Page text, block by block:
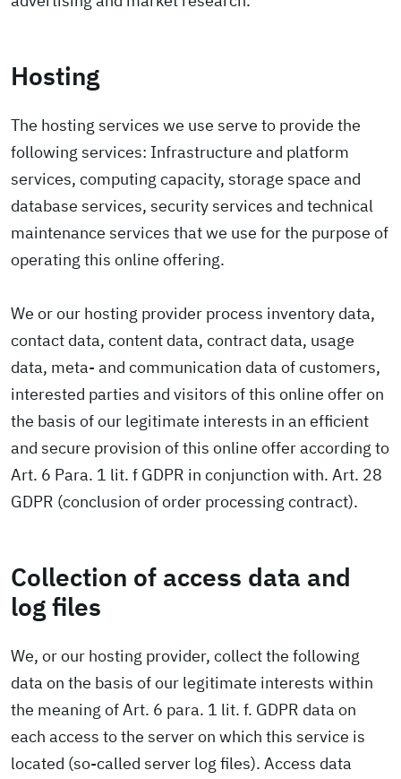
Hosting
The hosting services we use serve to provide the
following services: Infrastructure and platform
services, computing capacity, storage space and
database services, security services and technical
maintenance services that we use for the purpose of
operating this online offering.
We or our hosting provider process inventory data,
contact data, content data, contract data, usage
data, meta- and communication data of customers,
interested parties and visitors of this online offer on
the basis of our legitimate interests in an efficient
and secure provision of this online offer according to
Art. 6 Para. 1 lit. f GDPR in conjunction with. Art. 28
GDPR (conclusion of order processing contract).
Collection of access data and
log files
We, or our hosting provider, collect the following
data on the basis of our legitimate interests within
the meaning of Art. 6 para. 1 lit. f. GDPR data on
each access to the server on which this service is
located (so-called server log files). Access data